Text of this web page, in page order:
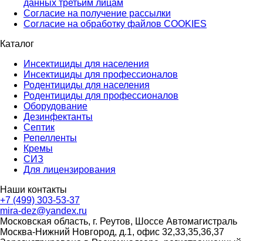
данных третьим лицам
Согласие на получение рассылки
Согласие на обработку файлов COOKIES
Каталог
Инсектициды для населения
Инсектициды для профессионалов
Родентициды для населения
Родентициды для профессионалов
Оборудование
Дезинфектанты
Септик
Репелленты
Кремы
СИЗ
Для лицензирования
Наши контакты
+7 (499) 303-53-37
mira-dez@yandex.ru
Московская область, г. Реутов, Шоссе Автомагистраль
Москва-Нижний Новгород, д.1, офис 32,33,35,36,37